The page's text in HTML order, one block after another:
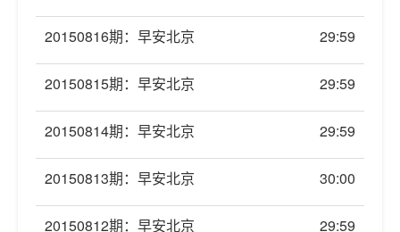
20150816期：早安北京 29:59
20150815期：早安北京 29:59
20150814期：早安北京 29:59
20150813期：早安北京 30:00
20150812期：早安北京 29:59